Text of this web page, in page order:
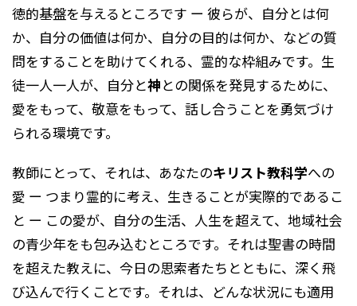
徳的基盤を与えるところです ー 彼らが、自分とは何
か、自分の価値は何か、自分の目的は何か、などの質
問をすることを助けてくれる、霊的な枠組みです。生
徒一人一人が、自分と神との関係を発見するために、
愛をもって、敬意をもって、話し合うことを勇気づけ
られる環境です。
教師にとって、それは、あなたのキリスト教科学への
愛 ー つまり霊的に考え、生きることが実際的であるこ
と ー この愛が、自分の生活、人生を超えて、地域社会
の青少年をも包み込むところです。それは聖書の時間
を超えた教えに、今日の思索者たちとともに、深く飛
び込んで行くことです。それは、どんな状況にも適用